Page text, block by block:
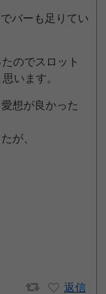
バーも足りてい
のでスロット
います。
想が良かった
が、
返信